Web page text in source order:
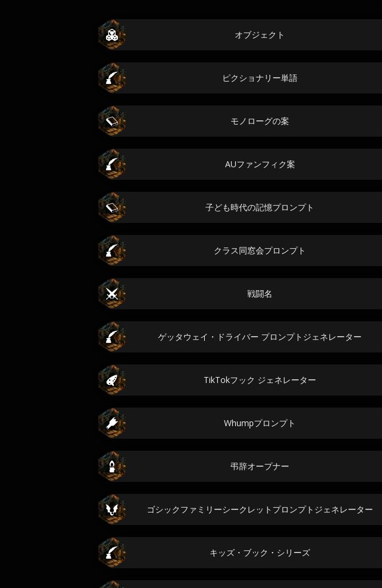
オブジェクト
ピクショナリー単語
モノローグの案
AUファンフィク案
子ども時代の記憶プロンプト
クラス同窓会プロンプト
戦闘名
ゲッタウェイ・ドライバー プロンプトジェネレーター
TikTokフック ジェネレーター
Whumpプロンプト
弔辞オープナー
ゴシックファミリーシークレットプロンプトジェネレーター
キッズ・ブック・シリーズ